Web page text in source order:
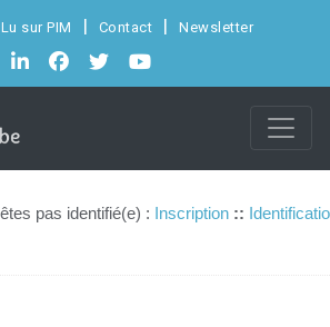
Lu sur PIM Contact Newsletter
pas identifié(e) : Inscription ::